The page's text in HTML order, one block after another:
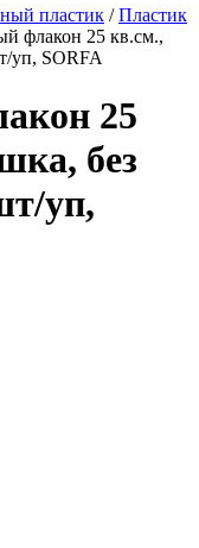
пластик /Пластик
флакон 25 кв.см.,
уп, SORFA
25
без
уп,